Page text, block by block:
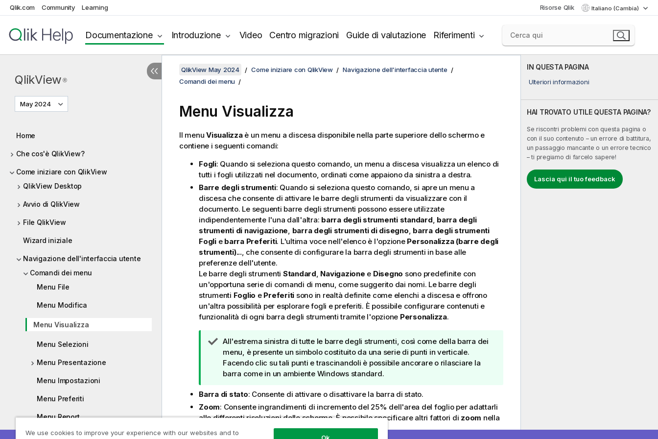
Qlik.com Community Learning Risorse Qlik Italiano (Cambia)
Documentazione Introduzione Video Centro migrazioni Guide di valutazione Riferimenti
QlikView ®
May 2024
Home
Che cos'è QlikView?
Come iniziare con QlikView
QlikView Desktop
Avvio di QlikView
File QlikView
Wizard iniziale
Navigazione dell'interfaccia utente
Comandi dei menu
Menu File
Menu Modifica
Menu Visualizza
Menu Selezioni
Menu Presentazione
Menu Impostazioni
Menu Preferiti
Menu Report
Menu Strumenti
IN QUESTA PAGINA
Ulteriori informazioni
HAI TROVATO UTILE QUESTA PAGINA?
Se riscontri problemi con questa pagina o
con il suo contenuto – un errore di battitura,
un passaggio mancante o un errore tecnico
– ti pregiamo di farcelo sapere!
Lascia qui il tuo feedback
QlikView May 2024 Come iniziare con QlikView
Navigazione dell'interfaccia utente
Comandi dei menu
Menu Visualizza
Il menu Visualizzaè un menu a discesa disponibile nella parte superiore dello schermo e
contiene i seguenti comandi:
Fogli: Quando si seleziona questo comando, un menu a discesa visualizza un elenco di
tutti i fogli utilizzati nel documento, ordinati come appaiono da sinistra a destra.
Barre degli strumenti: Quando si seleziona questo comando, si apre un menu a
discesa che consente di attivare le barre degli strumenti da visualizzare con il
documento. Le seguenti barre degli strumenti possono essere utilizzate
indipendentemente l'una dall'altra: barra degli strumenti standard, barra degli
strumenti di navigazione, barra degli strumenti di disegno, barra degli strumenti
Foglie barra Preferiti. L'ultima voce nell'elenco è l'opzione Personalizza (barre degli
strumenti)..., che consente di configurare la barra degli strumenti in base alle
preferenze dell'utente.
Le barre degli strumenti Standard, Navigazione e Disegno sono predefinite con
un'opportuna serie di comandi di menu, come suggerito dai nomi. Le barre degli
strumenti Foglio e Preferiti sono in realtà definite come elenchi a discesa e offrono
un'altra possibilità per esplorare fogli e preferiti. È possibile configurare contenuti e
funzionalità di ogni barra degli strumenti tramite l'opzione Personalizza.
N
o
t
a
i
s
u
All'estrema sinistra di tutte le barre degli strumenti, così come della barra dei
menu, è presente un simbolo costituito da una serie di punti in verticale.
Facendo clic su tali punti e trascinandoli è possibile ancorare o rilasciare la
barra come in un ambiente Windowsstandard.
Barra di stato: Consente di attivare o disattivare la barra di stato.
Zoom: Consente ingrandimenti di incremento del 25% dell'area del foglio per adattarli
alle differenti risoluzioni dello schermo. È possibile specificare altri fattori di zoom nella
pagina
Proprietà foglio: Generale.
We use cookies to improve your experience with our websites and to